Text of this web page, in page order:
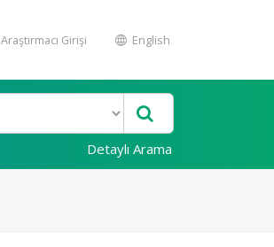
Araştırmacı Girişi English
Detaylı Arama